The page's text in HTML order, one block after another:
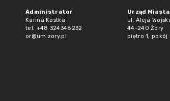
Administrator
Karina Kostka
tel. +48 324348232
or@um.zory.pl
Urząd
ul. Aleja
44-240 Żory
piętro 1, pokój